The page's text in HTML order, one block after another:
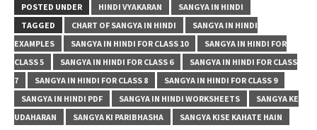
POSTED UNDER HINDI VYAKARAN
SANGYA IN HINDI
TAGGED
CHART OF SANGYA IN HINDI
SANGYA IN HINDI
EXAMPLES
SANGYA IN HINDI FOR CLASS 10
SANGYA IN HINDI FOR
CLASS 5
SANGYA IN HINDI FOR CLASS 6
SANGYA IN HINDI FOR CLASS
7
SANGYA IN HINDI FOR CLASS 8
SANGYA IN HINDI FOR CLASS 9
SANGYA IN HINDI PDF
SANGYA IN HINDI WORKSHEETS
SANGYA KE
UDAHARAN
SANGYA KI PARIBHASHA SANGYA KISE KAHATE HAIN